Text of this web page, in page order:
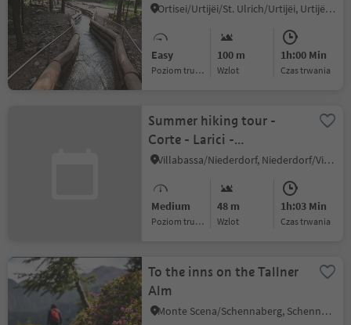
Ortisei/Urtijëi/St. Ulrich/Urtijëi, Urtijëi/Ortisei, Dolomites Region Val Gardena
Easy
Poziom trudności
100 m
Wzlot
1h:00 Min
czas trwania
Summer hiking tour -
Corte - Larici -
Villabassa/Säge - Lercha -
Villabassa/Niederdorf, Niederdorf/Villabassa, Dolomites Region 3 Zinnen
Medium
Poziom trudności
48 m
Wzlot
1h:03 Min
czas trwania
To the inns on the Tallner
Alm
Monte Scena/Schennaberg, Schenna/Scena, Meran/Merano and environs